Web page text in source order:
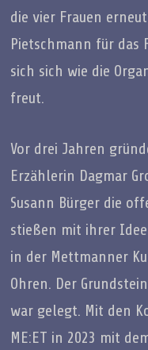
die vier Frauen
Pietschmann für das
sich sich wie die
freut.
Vor drei Jahren
Erzählerin Dagmar
Susann Bürger die
stießen mit ihrer
in der Mettmanner
Ohren. Der
war gelegt. Mit den
ME:ET in 2023 mit